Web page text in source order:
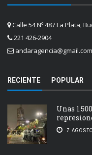
Calle 54 Nº 487 La Plata,
221 426-2904
andaragencia@gmail.com
RECIENTE POPULAR
Unas
7